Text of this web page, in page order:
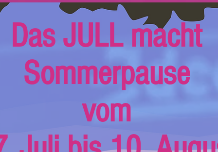
Das JULL macht
Sommerpause
vom